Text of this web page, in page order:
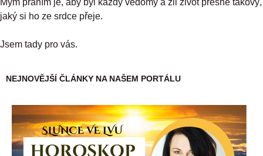
jaký si ho ze srdce přeje.
Jsem tady pro vás.
NEJNOVĚJŠÍ ČLÁNKY NA NAŠEM PORTÁLU